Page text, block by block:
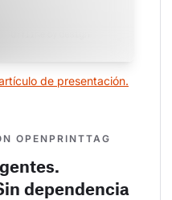
de presentación.
OPENPRINTTAG
dependencia